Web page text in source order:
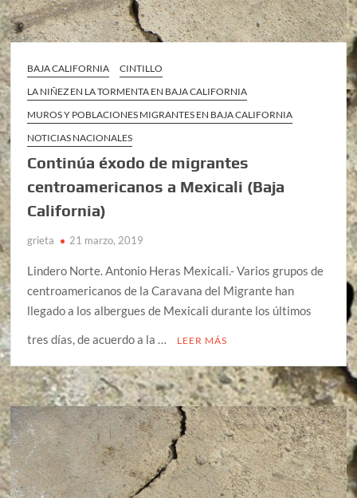
BAJA CALIFORNIA
CINTILLO
LA NIÑEZ EN LA TORMENTA EN BAJA CALIFORNIA
MUROS Y POBLACIONES MIGRANTES EN BAJA CALIFORNIA
NOTICIAS NACIONALES
Continúa éxodo de migrantes
centroamericanos a Mexicali (Baja
California)
grieta 21 marzo, 2019
Lindero Norte. Antonio Heras Mexicali.- Varios grupos de
centroamericanos de la Caravana del Migrante han
llegado a los albergues de Mexicali durante los últimos
tres días, de acuerdo a la …
LEER MÁS